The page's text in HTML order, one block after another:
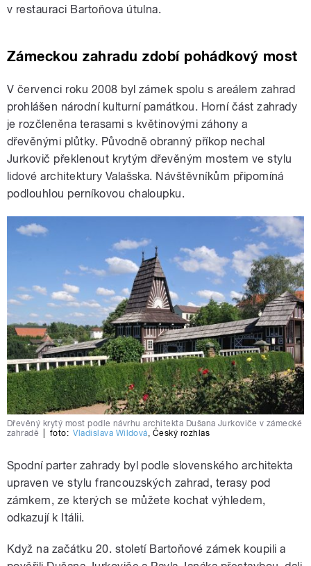
v restauraci Bartoňova útulna.
Zámeckou zahradu zdobí pohádkový most
V červenci roku 2008 byl zámek spolu s areálem zahrad
prohlášen národní kulturní památkou. Horní část zahrady
je rozčleněna terasami s květinovými záhony a
dřevěnými plůtky. Původně obranný příkop nechal
Jurkovič překlenout krytým dřevěným mostem ve stylu
lidové architektury Valašska. Návštěvníkům připomíná
podlouhlou perníkovou chaloupku.
Dřevěný krytý most podle návrhu architekta Dušana Jurkoviče v zámecké
zahradě
foto: Vladislava Wildová, Český rozhlas
Spodní parter zahrady byl podle slovenského architekta
upraven ve stylu francouzských zahrad, terasy pod
zámkem, ze kterých se můžete kochat výhledem,
odkazují k Itálii.
Když na začátku 20. století Bartoňové zámek koupili a